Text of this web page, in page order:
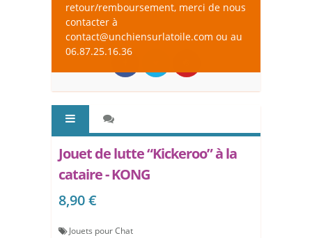
retour/remboursement, merci de nous
contacter à
contact@unchiensurlatoile.com ou au
06.87.25.16.36
Jouet de lutte “Kickeroo” à la
cataire - KONG
8,90 €
Jouets pour Chat